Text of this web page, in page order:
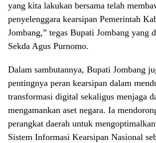
yang kita lakukan bersama telah
penyelenggara kearsipan Pemerintah
Jombang,” tegas Bupati Jombang yang
Sekda Agus Purnomo.
Dalam sambutannya, Bupati Jombang
pentingnya peran kearsipan dalam
transformasi digital sekaligus menjaga
mengamankan aset negara. Ia
perangkat daerah untuk
Sistem Informasi Kearsipan Nasional